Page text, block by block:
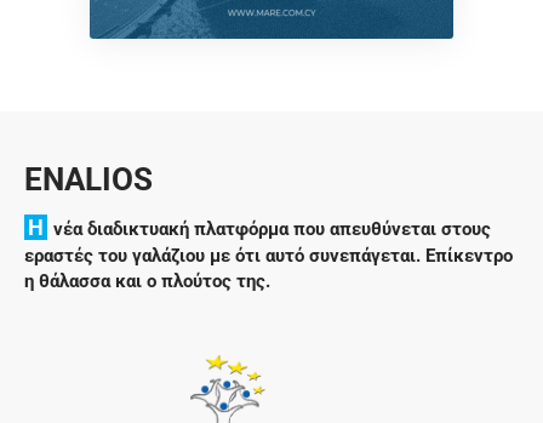
ENALIOS
H νέα διαδικτυακή πλατφόρμα που απευθύνεται στους
εραστές του γαλάζιου με ότι αυτό συνεπάγεται. Επίκεντρο
η θάλασσα και ο πλούτος της.